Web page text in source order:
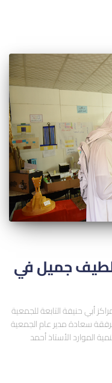
جميل في
أبي حنيفة التابعة للجمعية
برفقة سعادة مدير عام الجمعية
الموارد الأستاذ أحمد